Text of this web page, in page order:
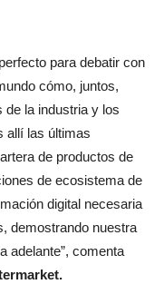
para debatir con
cómo, juntos,
de la industria y los
allí las últimas
de productos de
de ecosistema de
digital necesaria
demostrando nuestra
adelante”, comenta